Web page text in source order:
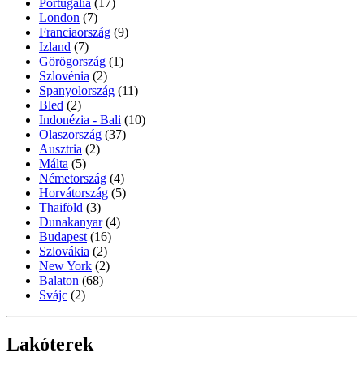
London (7)
Franciaország (9)
Izland (7)
Görögország (1)
Szlovénia (2)
Spanyolország (11)
Bled (2)
Indonézia - Bali (10)
Olaszország (37)
Ausztria (2)
Málta (5)
Németország (4)
Horvátország (5)
Thaiföld (3)
Dunakanyar (4)
Budapest (16)
Szlovákia (2)
New York (2)
Balaton (68)
Svájc (2)
Lakóterek